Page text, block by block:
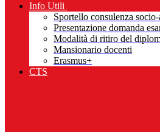
Info Utili
Sportello consulenza
Presentazione domanda
Modalità di ritiro del
Mansionario docenti
Erasmus+
CTS